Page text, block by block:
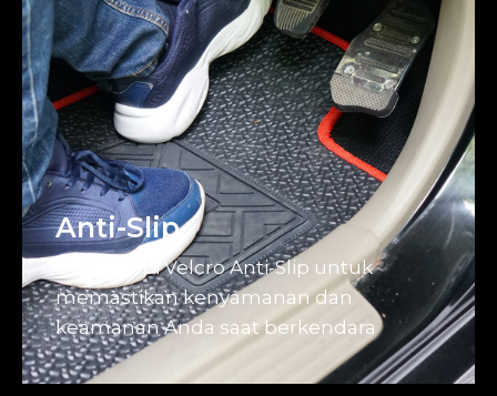
Anti-Slip
Dilengkapi Velcro Anti-Slip untuk
memastikan kenyamanan dan
keamanan Anda saat berkendara